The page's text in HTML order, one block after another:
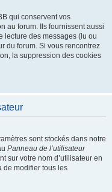
qui conservent vos
au forum. Ils fournissent aussi
lecture des messages (lu ou
du forum. Si vous rencontrez
la suppression des cookies
sont stockés dans notre
Panneau de l’utilisateur
sur votre nom d’utilisateur en
de modifier tous les